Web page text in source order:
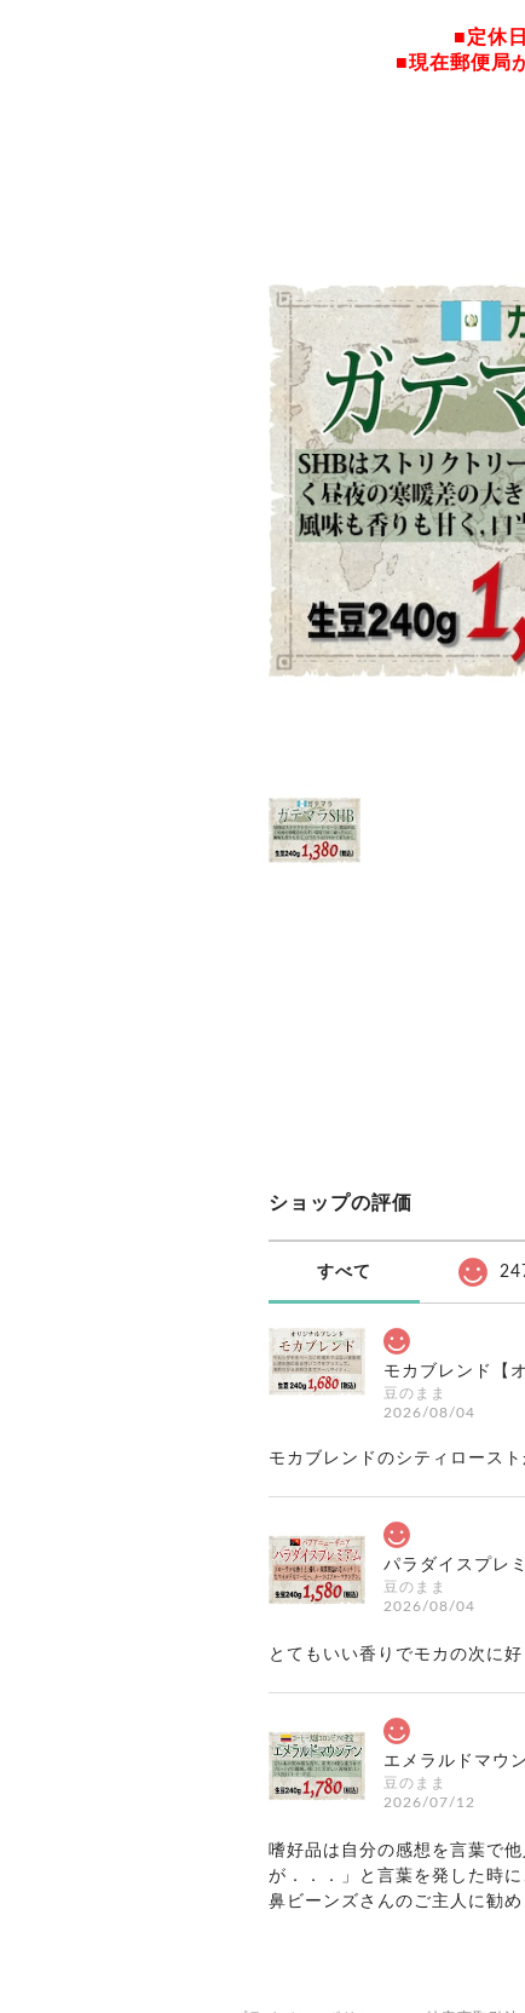
■定休
■現在郵便局
ショップの評価
すべて
モカブレンド【
豆のまま
2026/08/04
モカブレンドのシティロース
パラダイスプレ
豆のまま
2026/08/04
とてもいい香りでモカの次に
エメラルドマウ
豆のまま
2026/07/12
嗜好品は自分の感想を言葉で
が．．．」と言葉を発した時
鼻ビーンズさんのご主人に勧